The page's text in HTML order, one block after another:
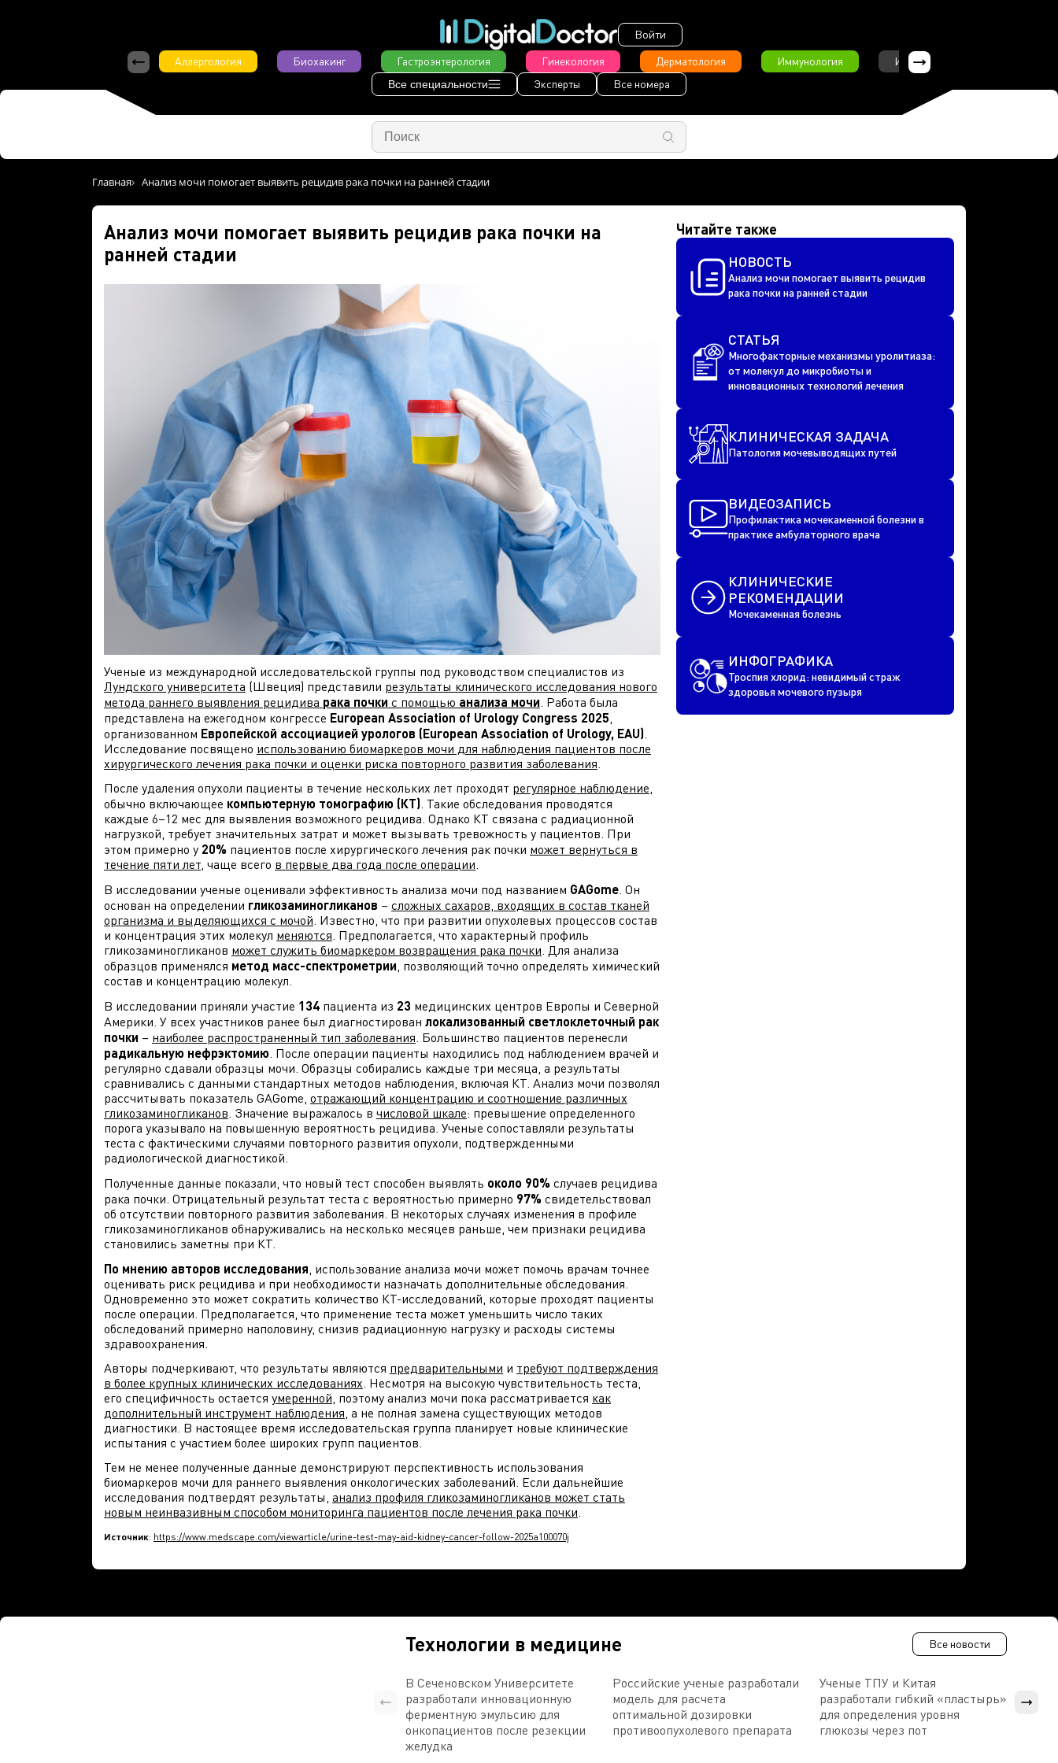
Войти
Аллергология
Биохакинг Гастроэнтерология Гинекология Дерматология Иммунология Интервью
Все специальности Эксперты Все номера
Главная Анализ мочи помогает выявить рецидив рака почки на ранней стадии
Анализ мочи помогает выявить рецидив рака почки на
ранней стадии
Ученые из международной исследовательской группы под руководством специалистов из
Лундского университета (Швеция) представили результаты клинического исследования нового
метода раннего выявления рецидива рака почки с помощью анализа мочи. Работа была
представлена на ежегодном конгрессе European Association of Urology Congress 2025,
организованном Европейской ассоциацией урологов (European Association of Urology, EAU).
Исследование посвящено использованию биомаркеров мочи для наблюдения пациентов после
хирургического лечения рака почки и оценки риска повторного развития заболевания.
После удаления опухоли пациенты в течение нескольких лет проходят регулярное наблюдение,
обычно включающее компьютерную томографию (КТ). Такие обследования проводятся
каждые 6–12 мес для выявления возможного рецидива. Однако КТ связана с радиационной
нагрузкой, требует значительных затрат и может вызывать тревожность у пациентов. При
этом примерно у 20% пациентов после хирургического лечения рак почки может вернуться в
течение пяти лет, чаще всего в первые два года после операции.
В исследовании ученые оценивали эффективность анализа мочи под названием GAGome. Он
основан на определении гликозаминогликанов – сложных сахаров, входящих в состав тканей
организма и выделяющихся с мочой. Известно, что при развитии опухолевых процессов состав
и концентрация этих молекул меняются. Предполагается, что характерный профиль
гликозаминогликанов может служить биомаркером возвращения рака почки. Для анализа
образцов применялся метод масс-спектрометрии, позволяющий точно определять химический
состав и концентрацию молекул.
В исследовании приняли участие 134 пациента из 23 медицинских центров Европы и Северной
Америки. У всех участников ранее был диагностирован локализованный светлоклеточный рак
почки – наиболее распространенный тип заболевания. Большинство пациентов перенесли
радикальную нефрэктомию. После операции пациенты находились под наблюдением врачей и
регулярно сдавали образцы мочи. Образцы собирались каждые три месяца, а результаты
сравнивались с данными стандартных методов наблюдения, включая КТ. Анализ мочи позволял
рассчитывать показатель GAGome, отражающий концентрацию и соотношение различных
гликозаминогликанов. Значение выражалось в числовой шкале: превышение определенного
порога указывало на повышенную вероятность рецидива. Ученые сопоставляли результаты
теста с фактическими случаями повторного развития опухоли, подтвержденными
радиологической диагностикой.
Полученные данные показали, что новый тест способен выявлять около 90% случаев рецидива
рака почки. Отрицательный результат теста с вероятностью примерно 97% свидетельствовал
об отсутствии повторного развития заболевания. В некоторых случаях изменения в профиле
гликозаминогликанов обнаруживались на несколько месяцев раньше, чем признаки рецидива
становились заметны при КТ.
По мнению авторов исследования, использование анализа мочи может помочь врачам точнее
оценивать риск рецидива и при необходимости назначать дополнительные обследования.
Одновременно это может сократить количество КТ-исследований, которые проходят пациенты
после операции. Предполагается, что применение теста может уменьшить число таких
обследований примерно наполовину, снизив радиационную нагрузку и расходы системы
здравоохранения.
Авторы подчеркивают, что результаты являются предварительными и требуют подтверждения
в более крупных клинических исследованиях. Несмотря на высокую чувствительность теста,
его специфичность остается умеренной, поэтому анализ мочи пока рассматривается как
дополнительный инструмент наблюдения, а не полная замена существующих методов
диагностики. В настоящее время исследовательская группа планирует новые клинические
испытания с участием более широких групп пациентов.
Тем не менее полученные данные демонстрируют перспективность использования
биомаркеров мочи для раннего выявления онкологических заболеваний. Если дальнейшие
исследования подтвердят результаты, анализ профиля гликозаминогликанов может стать
новым неинвазивным способом мониторинга пациентов после лечения рака почки.
Источник: https://www.medscape.com/viewarticle/urine-test-may-aid-kidney-cancer-follow-2025a100070j
Читайте также
НОВОСТЬ
Анализ мочи помогает выявить рецидив
рака почки на ранней стадии
СТАТЬЯ
Многофакторные механизмы уролитиаза:
от молекул до микробиоты и
инновационных технологий лечения
КЛИНИЧЕСКАЯ ЗАДАЧА
Патология мочевыводящих путей
ВИДЕОЗАПИСЬ
Профилактика мочекаменной болезни в
практике амбулаторного врача
КЛИНИЧЕСКИЕ
РЕКОМЕНДАЦИИ
Мочекаменная болезнь
ИНФОГРАФИКА
Троспия хлорид: невидимый страж
здоровья мочевого пузыря
Технологии в медицине Все новости
В Сеченовском Университете
разработали инновационную
ферментную эмульсию для
онкопациентов после резекции
желудка
Российские ученые разработали
модель для расчета
оптимальной дозировки
противоопухолевого препарата
Ученые ТПУ и Китая
разработали гибкий «пластырь»
для определения уровня
глюкозы через пот